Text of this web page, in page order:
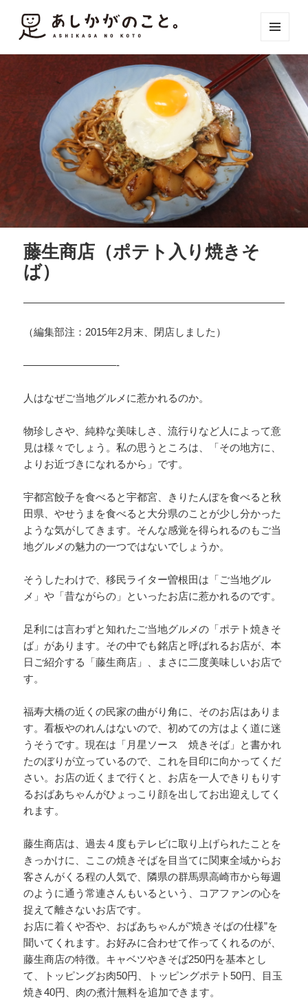
ーとウ
ィジェ
ット
藤生商店（ポテト入り焼きそ
ば）
（編集部注：2015年2月末、閉店しました）
—————————-
人はなぜご当地グルメに惹かれるのか。
物珍しさや、純粋な美味しさ、流行りなど人によって意
見は様々でしょう。私の思うところは、「その地方に、
よりお近づきになれるから」です。
宇都宮餃子を食べると宇都宮、きりたんぽを食べると秋
田県、やせうまを食べると大分県のことが少し分かった
ような気がしてきます。そんな感覚を得られるのもご当
地グルメの魅力の一つではないでしょうか。
そうしたわけで、移民ライター曽根田は「ご当地グル
メ」や「昔ながらの」といったお店に惹かれるのです。
足利には言わずと知れたご当地グルメの「ポテト焼きそ
ば」があります。その中でも銘店と呼ばれるお店が、本
日ご紹介する「藤生商店」、まさに二度美味しいお店で
す。
福寿大橋の近くの民家の曲がり角に、そのお店はありま
す。看板やのれんはないので、初めての方はよく道に迷
うそうです。現在は「月星ソース 焼きそば」と書かれ
たのぼりが立っているので、これを目印に向かってくだ
さい。お店の近くまで行くと、お店を一人できりもりす
るおばあちゃんがひょっこり顔を出してお出迎えしてく
れます。
藤生商店は、過去４度もテレビに取り上げられたことを
きっかけに、ここの焼きそばを目当てに関東全域からお
客さんがくる程の人気で、隣県の群馬県高崎市から毎週
のように通う常連さんもいるという、コアファンの心を
捉えて離さないお店です。
お店に着くや否や、おばあちゃんが"焼きそばの仕様”を
聞いてくれます。お好みに合わせて作ってくれるのが、
藤生商店の特徴。キャベツやきそば250円を基本とし
て、トッピングお肉50円、トッピングポテト50円、目玉
焼き40円、肉の煮汁無料を追加できます。